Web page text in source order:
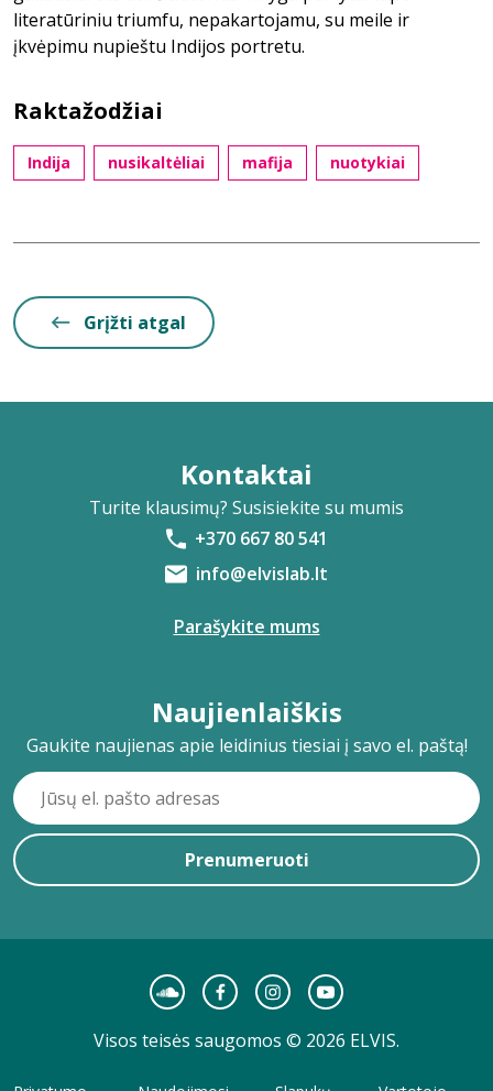
literatūriniu triumfu, nepakartojamu, su meile ir
įkvėpimu nupieštu Indijos portretu.
Raktažodžiai
Indija nusikaltėliai mafija nuotykiai
Grįžti atgal
Kontaktai
Turite klausimų? Susisiekite su mumis
+370 667 80 541
info@elvislab.lt
Parašykite mums
Naujienlaiškis
Gaukite naujienas apie leidinius tiesiai į savo el. paštą!
Prenumeruoti
Visos teisės saugomos © 2026 ELVIS.